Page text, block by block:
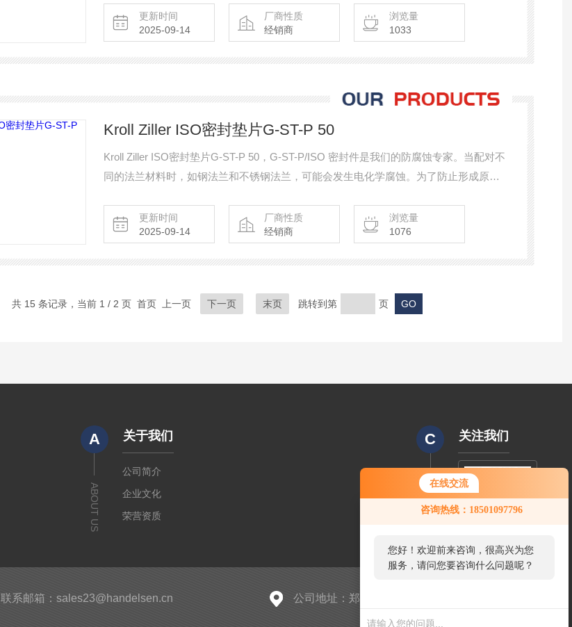
在线交流
咨询热线：18501097796
您好！欢迎前来咨询，很高兴为您
服务，请问您要咨询什么问题呢？
您好，看您停留很久了，是否找到
了需求产品，您可以直接在线与我
更新时间
2025-09-14
厂商性质
经销商
浏览量
1033
Kroll Ziller ISO密封垫片G-ST-P 50
Kroll Ziller ISO密封垫片G-ST-P 50，G-ST-P/ISO 密封件是我们的防腐蚀专家。当配对不
同的法兰材料时，如钢法兰和不锈钢法兰，可能会发生电化学腐蚀。为了防止形成原电
更新时间
2025-09-14
厂商性质
经销商
浏览量
1076
共 15 条记录，当前 1 / 2 页 首页 上一页 下一页 末页 跳转到第 页
A
ABOUT US
关于我们
公司简介
企业文化
荣营资质
C
CODE
关注我们
联系邮箱：sales23@handelsen.cn 公司地址：郑州汉达森